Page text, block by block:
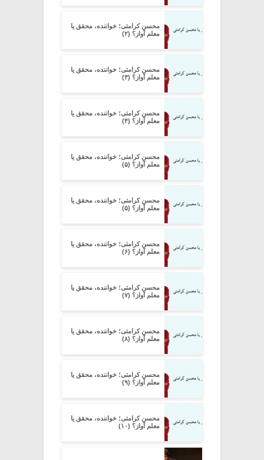
محسن کرامتی؛ خواننده، محقق یا
معلم آواز؟ (۲)
محسن کرامتی؛ خواننده، محقق یا
معلم آواز؟ (۳)
محسن کرامتی؛ خواننده، محقق یا
معلم آواز؟ (۴)
محسن کرامتی؛ خواننده، محقق یا
معلم آواز؟ (۵)
محسن کرامتی؛ خواننده، محقق یا
معلم آواز؟ (۵)
محسن کرامتی؛ خواننده، محقق یا
معلم آواز؟ (۶)
محسن کرامتی؛ خواننده، محقق یا
معلم آواز؟ (۷)
محسن کرامتی؛ خواننده، محقق یا
معلم آواز؟ (۸)
محسن کرامتی؛ خواننده، محقق یا
معلم آواز؟ (۹)
محسن کرامتی؛ خواننده، محقق یا
معلم آواز؟ (۱۰)